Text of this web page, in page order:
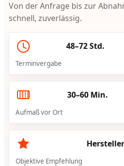
Von der Anfrage bis zur
schnell, zuverlässig.
48–72 Std.
Terminvergabe
30–60 Min.
Aufmaß vor Ort
Objektive Empfehlung